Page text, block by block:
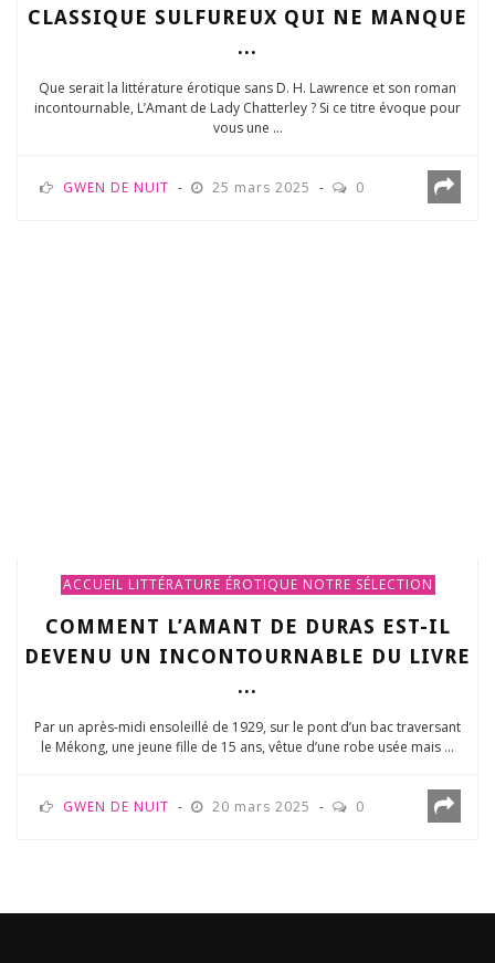
CLASSIQUE SULFUREUX QUI NE MANQUE
...
Que serait la littérature érotique sans D. H. Lawrence et son roman
incontournable, L’Amant de Lady Chatterley ? Si ce titre évoque pour
vous une ...
GWEN DE NUIT 25 mars 2025 0
ACCUEIL LITTÉRATURE ÉROTIQUE NOTRE SÉLECTION
COMMENT L’AMANT DE DURAS EST-IL
DEVENU UN INCONTOURNABLE DU LIVRE
...
Par un après-midi ensoleillé de 1929, sur le pont d’un bac traversant
le Mékong, une jeune fille de 15 ans, vêtue d’une robe usée mais ...
GWEN DE NUIT 20 mars 2025 0